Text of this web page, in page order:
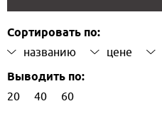
Сортировать по:
названию цене
Выводить по:
20 40 60